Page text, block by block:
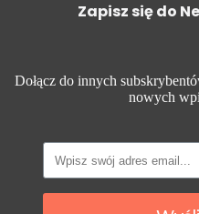
Zapisz się do
Dołącz do innych
nowych